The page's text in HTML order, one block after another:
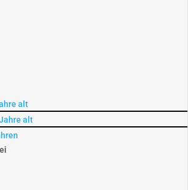
alt
alt